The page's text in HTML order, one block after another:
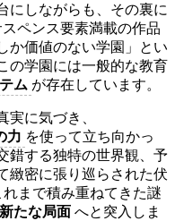
にしながらも、その裏に
ペンス要素満載の作品
か価値のない学園」とい
の学園には一般的な教育
ム が存在しています。
実に気づき、
力 を使って立ち向かっ
錯する独特の世界観、予
緻密に張り巡らされた伏
まで積み重ねてきた謎
新たな局面 へと突入しま